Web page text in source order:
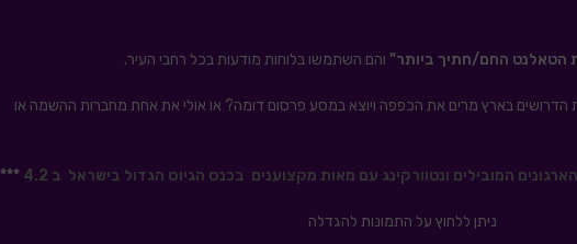
הטאלנט החם/חתיך ביותר" והם השתמשו בלוחות מודעות בכל רחבי העיר.
בארץ מרים את הכפפה ויוצא במסע פרסום דומה? או אולי את אחת מחברות ההשמה או
המובילים ונטוורקינג עם מאות מקצוענים בכנס הגיוס הגדול בישראל ב 4.2 ***
ניתן ללחוץ על התמונות להגדלה